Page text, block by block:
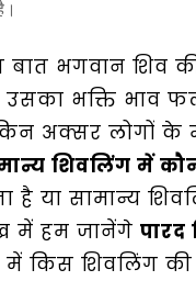
Home
Chat with
Astrologer
Talk To
Astrologer
भगवान शिव की
भक्ति भाव
अक्सर लोगों के
शिवलिंग में
है या सामान्य
में हम जानेंगे पारद
किस शिवलिंग की